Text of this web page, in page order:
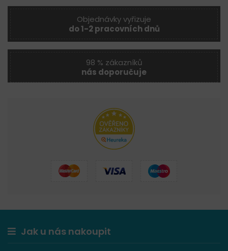
Objednávky vyřizuje
do 1-2 pracovních dnů
98 % zákazníků
nás doporučuje
Jak u nás nakoupit